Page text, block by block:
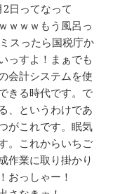
日ってなって
ｗｗｗもう風呂っ
スったら国税庁か
っすよ！まぁでも
会計システムを使
きる時代です。で
、というわけであ
がこれです。眠気
。これからいちご
作業に取り掛かり
おっしゃー！